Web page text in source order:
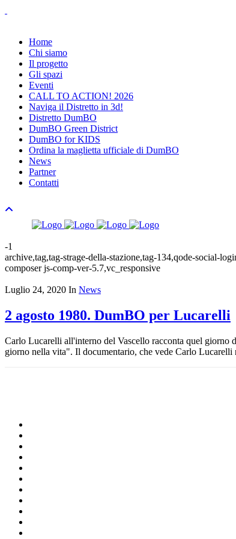
Home
Chi siamo
Il progetto
Gli spazi
Eventi
CALL TO ACTION! 2026
Naviga il Distretto in 3d!
Distretto DumBO
DumBO Green District
DumBO for KIDS
Ordina la maglietta ufficiale di DumBO
News
Partner
Contatti
-1
archive,tag,tag-strage-della-stazione,tag-134,qode-social-
composer js-comp-ver-5.7,vc_responsive
Luglio 24, 2020 In News
2 agosto 1980. DumBO per Lucarelli
Carlo Lucarelli all'interno del Vascello racconta quel giorno
giorno nella vita". Il documentario, che vede Carlo Lucarelli